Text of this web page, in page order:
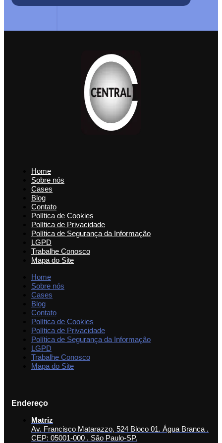
Home
Sobre nós
Cases
Blog
Contato
Política de Cookies
Política de Privacidade
Política de Segurança da Informação
LGPD
Trabalhe Conosco
Mapa do Site
Home
Sobre nós
Cases
Blog
Contato
Política de Cookies
Política de Privacidade
Política de Segurança da Informação
LGPD
Trabalhe Conosco
Mapa do Site
Endereço
Matriz
Av. Francisco Matarazzo, 524 Bloco 01. Água Branca .
CEP: 05001-000 . São Paulo-SP.